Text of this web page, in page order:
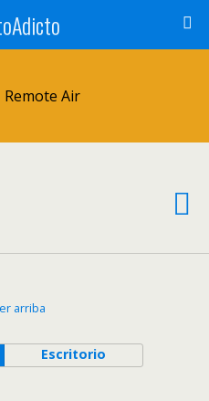
Remote Air
arriba
Escritorio